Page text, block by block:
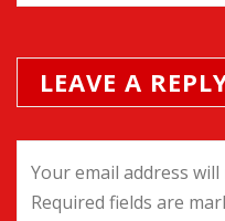
LEAVE A
Your email address
Required fields are